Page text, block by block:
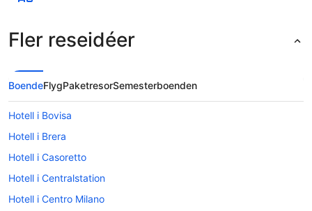
Fler reseidéer
BoendeFlygPaketresorSemesterboenden
Hotell i Bovisa
Hotell i Brera
Hotell i Casoretto
Hotell i Centralstation
Hotell i Centro Milano